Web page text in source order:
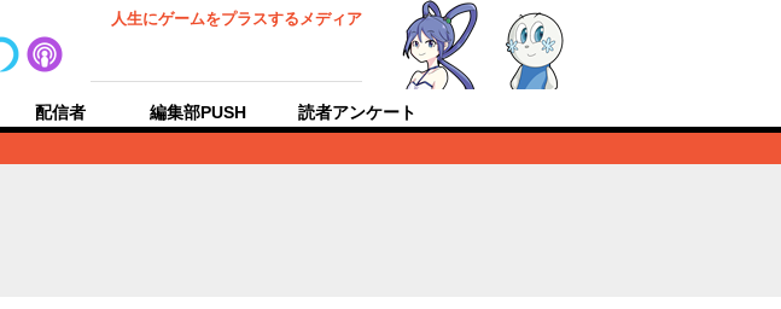
人生にゲームをプラスするメディア
配信者 編集部PUSH 読者アンケート